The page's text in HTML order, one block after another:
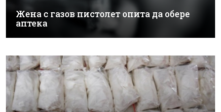
Жена с газов пистолет опита да обере
аптека